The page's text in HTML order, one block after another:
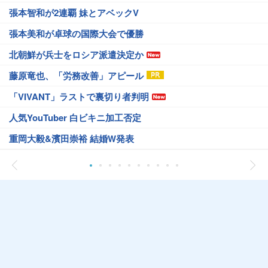
張本智和が2連覇 妹とアベックV
張本美和が卓球の国際大会で優勝
北朝鮮が兵士をロシア派遣決定か
藤原竜也、「労務改善」アピール
「VIVANT」ラストで裏切り者判明
人気YouTuber 白ビキニ加工否定
重岡大毅&濱田崇裕 結婚W発表